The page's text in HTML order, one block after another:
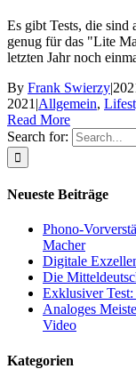
Es gibt Tests, die sind
genug für das "Lite
letzten Jahr noch
By Frank Swierzy|
2021 |Allgemein,
Read More
Search for:
Neueste Beiträge
Phono-
Macher
Digitale
Die
Exklusiver
Analoges
Video
Kategorien